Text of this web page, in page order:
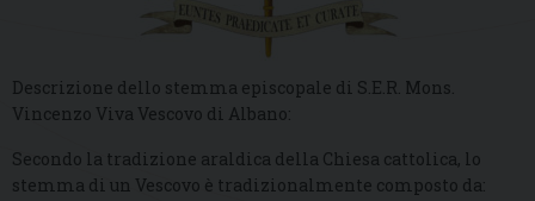
Descrizione dello stemma episcopale di S.E.R. Mons.
Vincenzo Viva Vescovo di Albano:
Secondo la tradizione araldica della Chiesa cattolica, lo
stemma di un Vescovo è tradizionalmente composto da: